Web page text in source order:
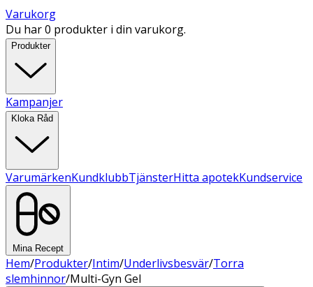
Varukorg
Du har 0 produkter i din varukorg.
Produkter
Kampanjer
Kloka Råd
VarumärkenKundklubbTjänsterHitta apotekKundservice
Mina Recept
Hem/Produkter/Intim/Underlivsbesvär/Torra
slemhinnor/Multi-Gyn Gel